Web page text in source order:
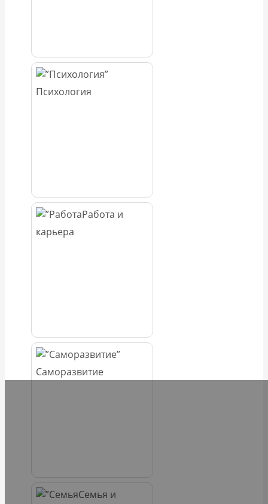
Психология
Работа и
карьера
Саморазвитие
Семья и